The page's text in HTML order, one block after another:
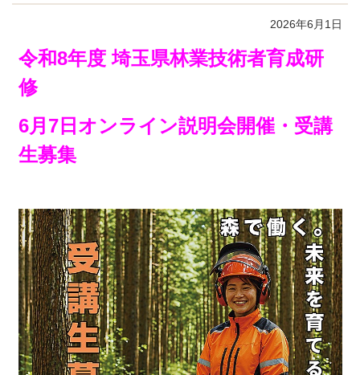
2026年6月1日
令和8年度 埼玉県林業技術者育成研
修
6月7日オンライン説明会開催・受講
生募集